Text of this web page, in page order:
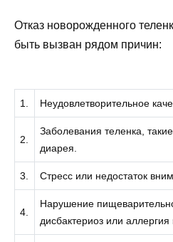
Отказ новорожденного
быть вызван рядом причин:
1. Неудовлетворительное
2.
Заболевания теленка,
диарея.
3. Стресс или недостаток
4.
Нарушение
дисбактериоз или